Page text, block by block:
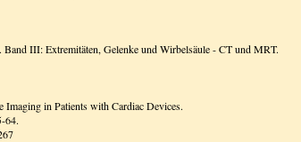
Band III: Extremitäten, Gelenke und Wirbelsäule - CT und MRT.
Imaging in Patients with Cardiac Devices.
64.